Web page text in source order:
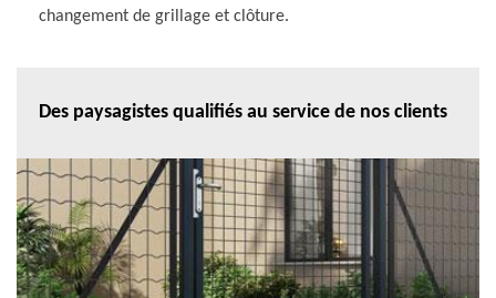
changement de grillage et clôture.
Des paysagistes qualifiés au service de nos clients